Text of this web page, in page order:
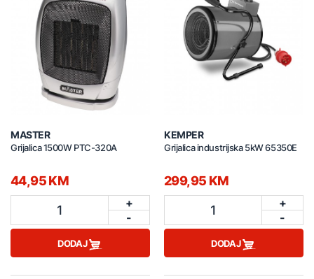
MASTER
Grijalica 1500W PTC-320A
44,95 KM
1
+
-
DODAJ
KEMPER
Grijalica industrijska 5kW 65350E
299,95 KM
1
+
-
DODAJ